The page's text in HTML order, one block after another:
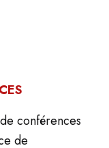
conférences
de